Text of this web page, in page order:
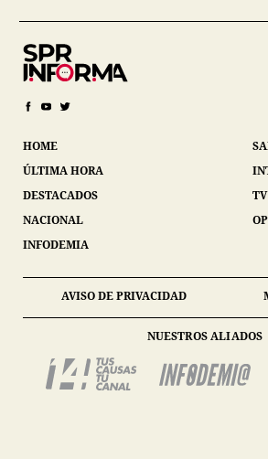
HOME
ÚLTIMA HORA
DESTACADOS
NACIONAL
INFODEMIA
AVISO DE PRIVACIDAD
NUESTROS ALIADOS